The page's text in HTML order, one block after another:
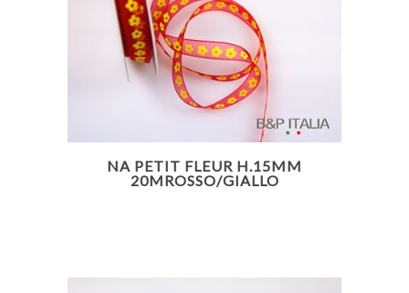
NA PETIT FLEUR H.15MM
20MROSSO/GIALLO